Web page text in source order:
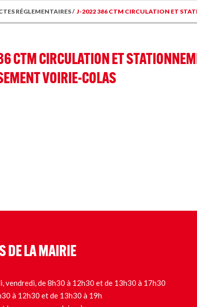
RÉGLEMENTAIRES/ J-2022 386 CTM CIRCULATION ET
CTM CIRCULATION ET
VOIRIE-COLAS
DE LA MAIRIE
vendredi, de 8h30 à 12h30 et de 13h30 à 17h30
à 12h30 et de 13h30 à 19h